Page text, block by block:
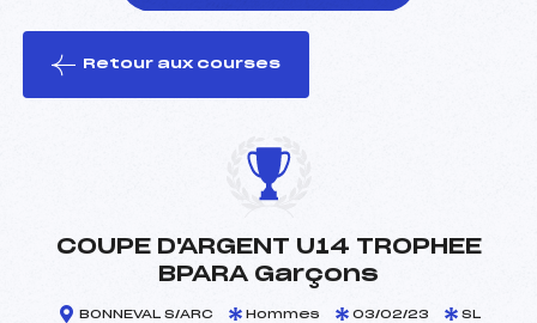
le ski
Retour aux courses
COUPE D'ARGENT U14 TROPHEE
BPARA Garçons
BONNEVAL S/ARC Hommes 03/02/23 SL